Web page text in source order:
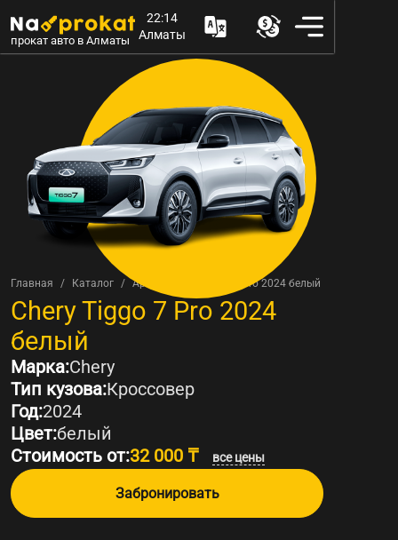
прокат авто в Алматы
22:14
Алматы
Главная Каталог Аренда Chery Tiggo 7 Pro 2024 белый
Аренда
Chery Tiggo 7 Pro 2024
белый
Марка:Chery
Тип кузова:Кроссовер
Год:2024
Цвет:белый
Стоимость от:32 000 ₸ все цены
Забронировать